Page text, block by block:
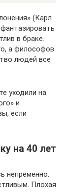
(Карл
в браке.
а философов
людей все
уходили на
и
если
на 40 лет
непременно.
Плохая